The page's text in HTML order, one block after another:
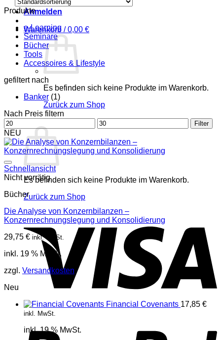
Anmelden
Warenkorb /0,00 €
Es befinden sich keine Produkte im Warenkorb.
Zurück zum Shop
Warenkorb
Es befinden sich keine Produkte im Warenkorb.
Zurück zum Shop
Produkte
e-Learning
Seminare
Bücher
Tools
Accessoires & Lifestyle
gefiltert nach
Banker (1)
Nach Preis filtern
Min.
Preis
Max.
Preis
Filter
NEU
Schnellansicht
Nicht vorrätig
Bücher
Die Analyse von Konzernbilanzen –
Konzernrechnungslegung und Konsolidierung
29,75 € inkl. MwSt.
inkl. 19 % MwSt.
zzgl. Versandkosten
Neu
Financial Covenants 17,85 €
inkl. MwSt.
inkl. 19 % MwSt.